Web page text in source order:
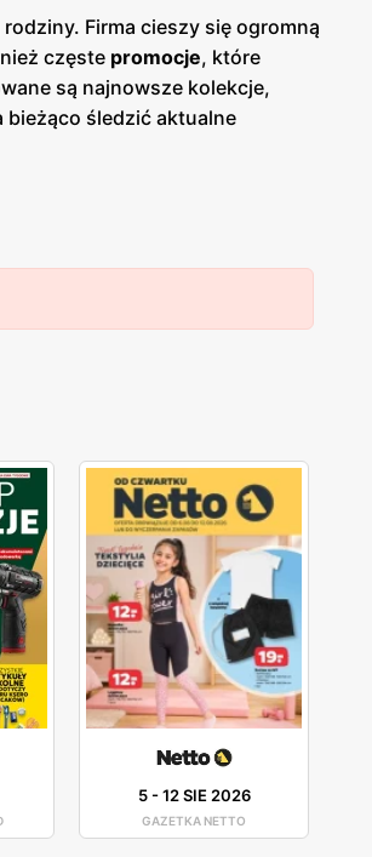
Firma cieszy się ogromną
częste promocje, które
są najnowsze kolekcje,
śledzić aktualne
Produkty
obsługi oraz pomoc w wyborze
5-12 SIE 2026
GAZETKA NETTO